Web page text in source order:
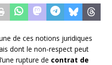
de ces notions juridiques
dont le non-respect peut
rupture de contrat de